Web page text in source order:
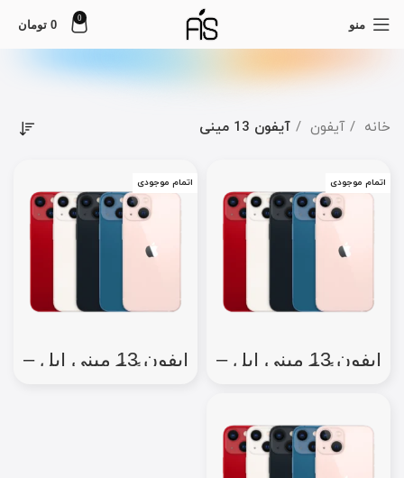
منو 0
0 تومان
خانه آیفون آیفون 13 مینی
اتمام موجودی
آیفون 13 مینی اپل –
256 گیگ (دو سیم
اتمام موجودی
آیفون 13 مینی اپل –
512 گیگ (دو سیم